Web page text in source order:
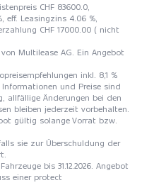
CHF 83600.0,
eff. Leasingzins 4.06 %,
CHF 17000.00 ( nicht
Multilease AG. Ein Angebot
inkl. 8,1 %
und Preise sind
allfällige Änderungen bei den
bleiben jederzeit vorbehalten.
gültig solange Vorrat bzw.
sie zur Überschuldung der
bis 31.12.2026. Angebot
einer protect